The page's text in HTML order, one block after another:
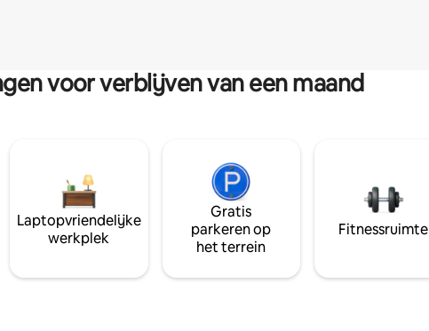
voor verblijven van een maand
Laptopvriendelijke
werkplek
Gratis
parkeren op
het terrein
Fitnessruimte